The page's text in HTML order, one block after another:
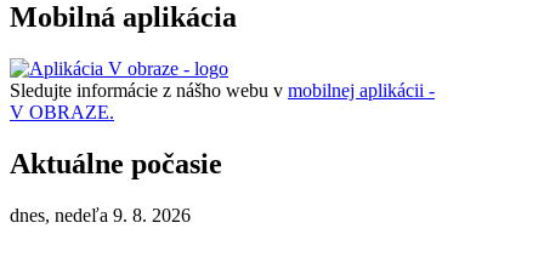
Mobilná aplikácia
Sledujte informácie z nášho webu v mobilnej aplikácii -
V OBRAZE.
Aktuálne počasie
dnes, nedeľa 9. 8. 2026